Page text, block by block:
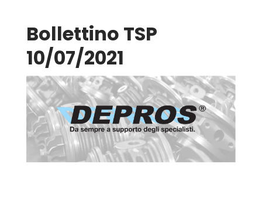
Bollettino TSP
10/07/2021